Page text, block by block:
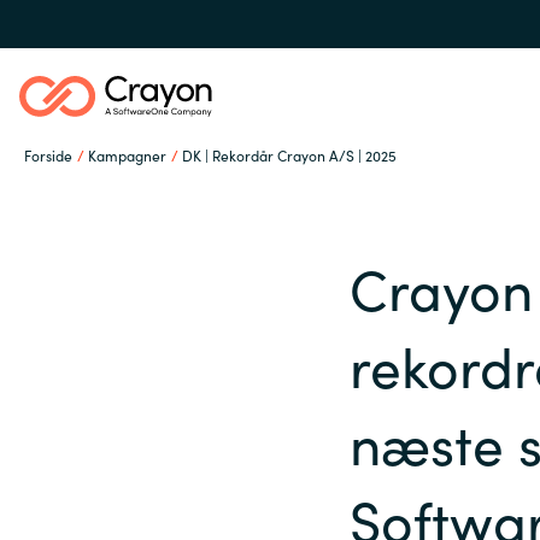
Forside Kampagner DK | Rekordår Crayon A/S | 2025
Denmark
Softwarepartnere
Channel Partner
næste